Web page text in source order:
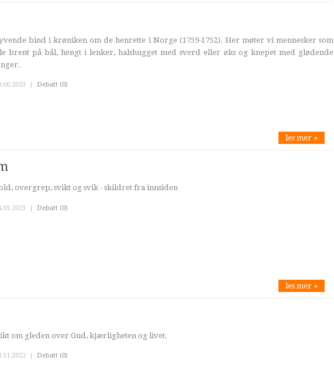
bind i krøniken om de henrette i Norge (1759-1752). Her møter vi mennesker som
brent på bål, hengt i lenker, halshugget med sverd eller øks og knepet med glødende
| Debatt (0)
les mer »
overgrep, svikt og svik - skildret fra innsiden
| Debatt (0)
les mer »
om gleden over Gud, kjærligheten og livet.
Debatt (0)